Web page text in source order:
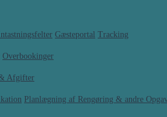
Intastningsfelter Gæsteportal Tracking
Overbookinger
Afgifter
Planlægning af Rengøring & andre